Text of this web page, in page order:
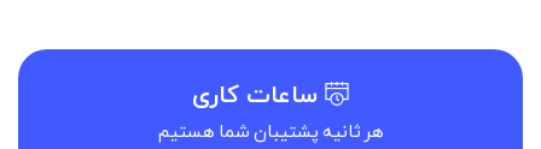
سرور مجازی لینوکس
ساعات کاری
هر ثانیه پشتیبان شما هستیم